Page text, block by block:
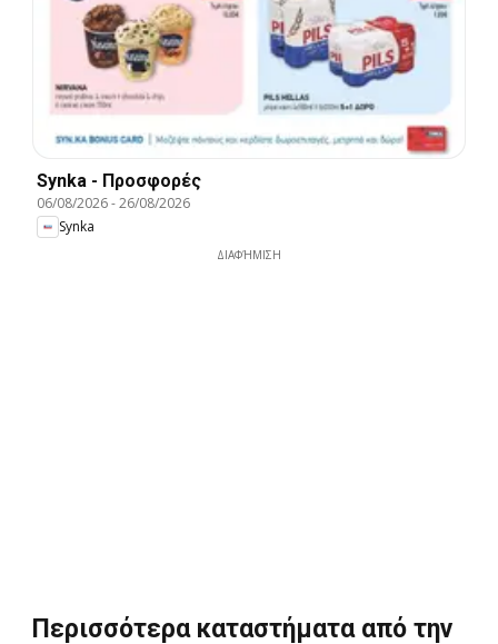
Synka - Προσφορές
06/08/2026-26/08/2026
Synka
ΔΙΑΦΉΜΙΣΗ
Περισσότερα καταστήματα από την